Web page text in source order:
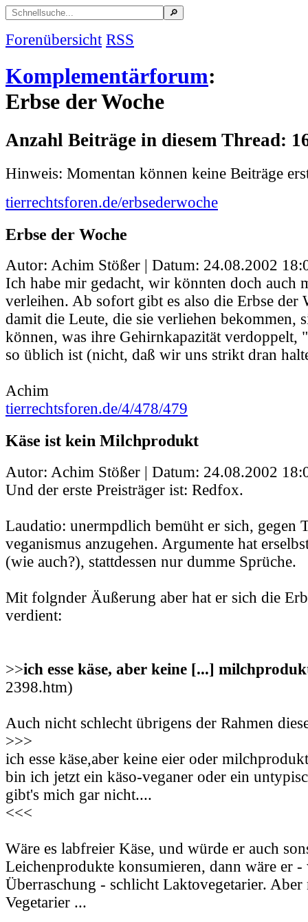
Forenübersicht RSS
Komplementärforum:
Erbse der Woche
Anzahl Beiträge in diesem Thread:
Hinweis: Momentan können keine Beiträge
tierrechtsforen.de/erbsederwoche
Erbse der Woche
Autor: Achim Stößer | Datum: 24.08.2002
Ich habe mir gedacht, wir könnten doch auch
verleihen. Ab sofort gibt es also die Erbse der
damit die Leute, die sie verliehen bekommen,
können, was ihre Gehirnkapazität verdoppelt,
so üblich ist (nicht, daß wir uns strikt dran
Achim
tierrechtsforen.de/4/478/479
Käse ist kein Milchprodukt
Autor: Achim Stößer | Datum: 24.08.2002
Und der erste Preisträger ist: Redfox.
Laudatio: unermpdlich bemüht er sich, gegen
veganismus anzugehen. Argumente hat
(wie auch?), stattdessen nur dumme Sprüche.
Mit folgnder Äußerung aber hat er sich die
verdient:
>>ich esse käse, aber keine [...]
2398.htm)
Auch nicht schlecht übrigens der Rahmen
>>>
ich esse käse,aber keine eier oder
bin ich jetzt ein käso-veganer oder ein
gibt's mich gar nicht....
<<<
Wäre es labfreier Käse, und würde er auch
Leichenprodukte konsumieren, dann wäre er -
Überraschung - schlicht Laktovegetarier.
Vegetarier ...